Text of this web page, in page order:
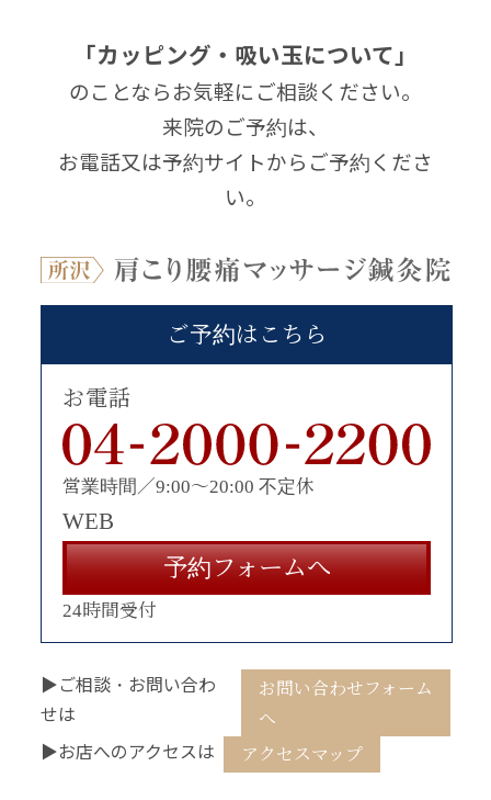
「カッピング・吸い玉について」
のことならお気軽にご相談ください。
来院のご予約は、
お電話又は予約サイトからご予約くださ
い。
ご予約はこちら
お電話
営業時間／9:00〜20:00 不定休
WEB
予約フォームへ
24時間受付
▶ご相談・お問い合わ
せは
お問い合わせフォーム
へ
▶お店へのアクセスは アクセスマップ